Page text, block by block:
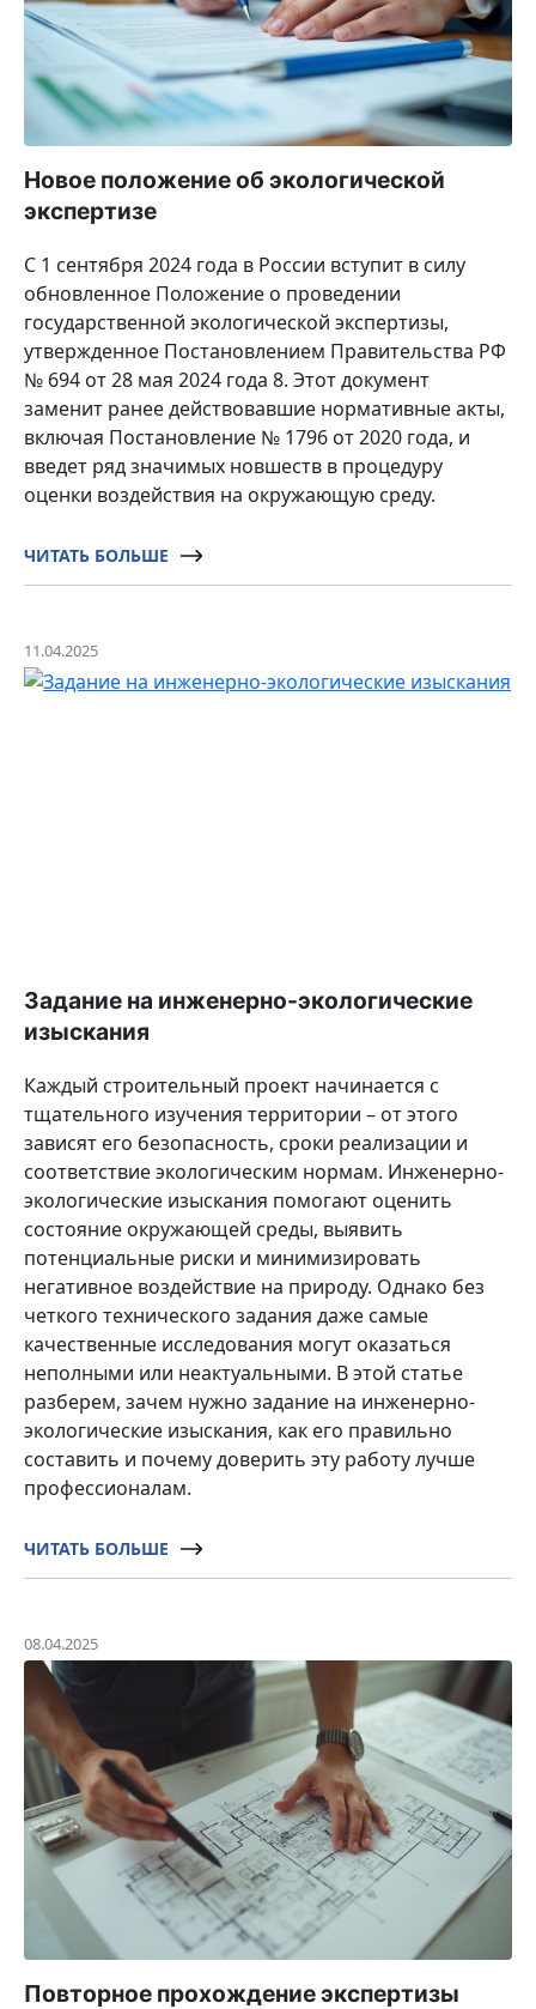
Новое положение об экологической
экспертизе
С 1 сентября 2024 года в России вступит в силу
обновленное Положение о проведении
государственной экологической экспертизы,
утвержденное Постановлением Правительства РФ
№ 694 от 28 мая 2024 года 8. Этот документ
заменит ранее действовавшие нормативные акты,
включая Постановление № 1796 от 2020 года, и
введет ряд значимых новшеств в процедуру
оценки воздействия на окружающую среду.
ЧИТАТЬ БОЛЬШЕ
11.04.2025
Задание на инженерно-экологические
изыскания
Каждый строительный проект начинается с
тщательного изучения территории – от этого
зависят его безопасность, сроки реализации и
соответствие экологическим нормам. Инженерно-
экологические изыскания помогают оценить
состояние окружающей среды, выявить
потенциальные риски и минимизировать
негативное воздействие на природу. Однако без
четкого технического задания даже самые
качественные исследования могут оказаться
неполными или неактуальными. В этой статье
разберем, зачем нужно задание на инженерно-
экологические изыскания, как его правильно
составить и почему доверить эту работу лучше
профессионалам.
ЧИТАТЬ БОЛЬШЕ
08.04.2025
Повторное прохождение экспертизы